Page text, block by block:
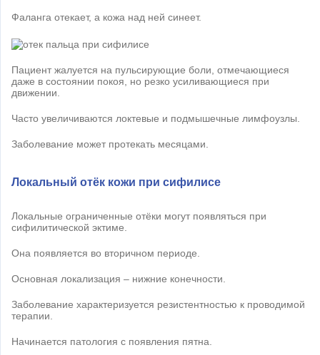
Фаланга отекает, а кожа над ней синеет.
Пациент жалуется на пульсирующие боли, отмечающиеся
даже в состоянии покоя, но резко усиливающиеся при
движении.
Часто увеличиваются локтевые и подмышечные лимфоузлы.
Заболевание может протекать месяцами.
Локальный отёк кожи при сифилисе
Локальные ограниченные отёки могут появляться при
сифилитической эктиме.
Она появляется во вторичном периоде.
Основная локализация – нижние конечности.
Заболевание характеризуется резистентностью к проводимой
терапии.
Начинается патология с появления пятна.